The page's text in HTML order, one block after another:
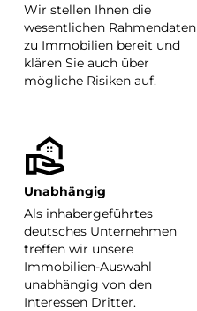
Wir stellen Ihnen die
wesentlichen Rahmendaten
zu Immobilien bereit und
klären Sie auch über
mögliche Risiken auf.
Unabhängig
Als inhabergeführtes
deutsches Unternehmen
treffen wir unsere
Immobilien-Auswahl
unabhängig von den
Interessen Dritter.